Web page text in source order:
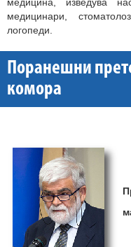
медицинари,
логопеди.
Поранешни
комора